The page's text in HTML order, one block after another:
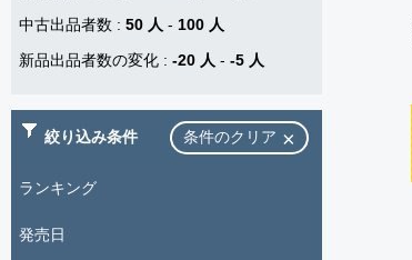
中古出品者数 : 50 人 - 100 人
新品出品者数の変化 : -20 人 - -5 人
絞り込み条件 条件のクリア
ランキング
発売日